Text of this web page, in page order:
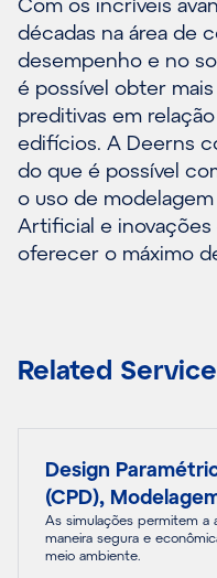
décadas na área de
desempenho e no
é possível obter
preditivas em
edifícios. A Deerns
do que é possível
o uso de
Artificial e
oferecer o máximo
Related
Design
(CPD),
As simulações permitem a
maneira segura e
meio ambiente.